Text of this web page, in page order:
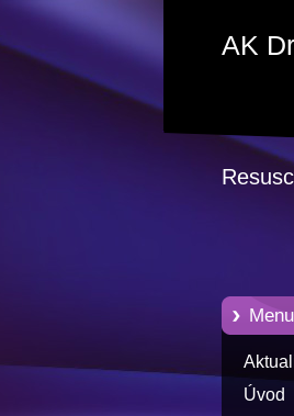
AK
Menu
Úvod